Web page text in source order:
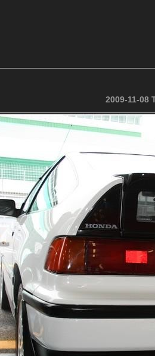
2009-11-08